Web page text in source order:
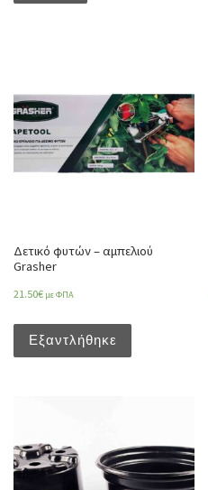
Δετικό φυτών – αμπελιού
Grasher
21.50€ με ΦΠΑ
Εξαντλήθηκε